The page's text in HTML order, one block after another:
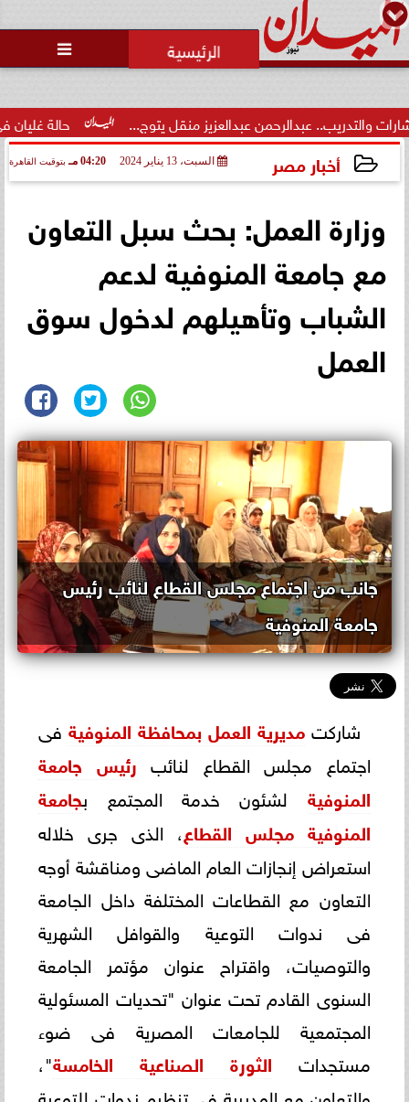

حالة غليان في نادي الشيخ زايد: عبدالعزيز منقل يتوج...
أخبار مصر السبت، 13 يناير 2024 04:20 مـ بتوقيت القاهرة
وزارة العمل: بحث سبل التعاون
مع جامعة المنوفية لدعم
الشباب وتأهيلهم لدخول سوق
العمل
جانب من اجتماع مجلس القطاع لنائب رئيس
جامعة المنوفية
شاركت مديرية العمل بمحافظة المنوفيةفى
اجتماع مجلس القطاع لنائب رئيس جامعة
المنوفية لشئون خدمة المجتمع بجامعة
المنوفية مجلس القطاع، الذى جرى خلاله
استعراض إنجازات العام الماضى ومناقشة أوجه
التعاون مع القطاعات المختلفة داخل الجامعة
فى ندوات التوعية والقوافل الشهرية
والتوصيات، واقتراح عنوان مؤتمر الجامعة
السنوى القادم تحت عنوان "تحديات المسئولية
المجتمعية للجامعات المصرية فى ضوء
مستجدات الثورة الصناعية الخامسة"،
والتعاون مع المديرية فى تنظيم ندوات للتوعية
محاولات لإخفاء المقاعد عن أعضاء
الجمعية العمومية خلال الإفطار